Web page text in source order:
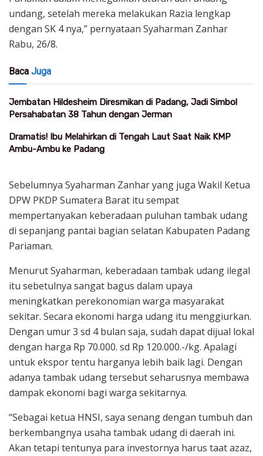
undang, setelah mereka melakukan Razia lengkap
dengan SK 4 nya,” pernyataan Syaharman Zanhar
Rabu, 26/8.
Baca Juga
Jembatan Hildesheim Diresmikan di Padang, Jadi Simbol
Persahabatan 38 Tahun dengan Jerman
Dramatis! Ibu Melahirkan di Tengah Laut Saat Naik KMP
Ambu-Ambu ke Padang
Sebelumnya Syaharman Zanhar yang juga Wakil Ketua
DPW PKDP Sumatera Barat itu sempat
mempertanyakan keberadaan puluhan tambak udang
di sepanjang pantai bagian selatan Kabupaten Padang
Pariaman.
Menurut Syaharman, keberadaan tambak udang ilegal
itu sebetulnya sangat bagus dalam upaya
meningkatkan perekonomian warga masyarakat
sekitar. Secara ekonomi harga udang itu menggiurkan.
Dengan umur 3 sd 4 bulan saja, sudah dapat dijual lokal
dengan harga Rp 70.000. sd Rp 120.000.-/kg. Apalagi
untuk ekspor tentu harganya lebih baik lagi. Dengan
adanya tambak udang tersebut seharusnya membawa
dampak ekonomi bagi warga sekitarnya.
“Sebagai ketua HNSI, saya senang dengan tumbuh dan
berkembangnya usaha tambak udang di daerah ini.
Akan tetapi tentunya para investornya harus taat azaz,